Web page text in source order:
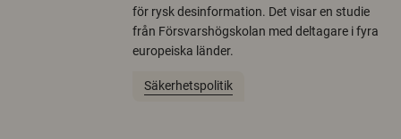
för rysk desinformation. Det visar en studie
från Försvarshögskolan med deltagare i fyra
europeiska länder.
Säkerhetspolitik